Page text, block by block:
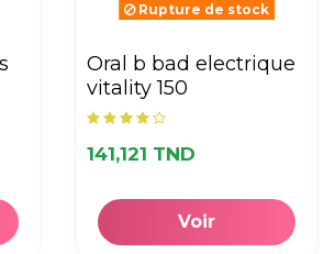
Rupture de stock
oral b bad electrique
vitality 150
141,121 TND
Voir